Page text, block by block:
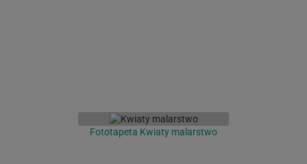
Fototapeta Kwiaty malarstwo